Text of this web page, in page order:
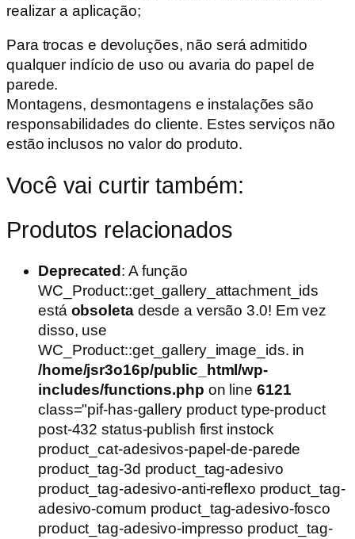
realizar a aplicação;
Para trocas e devoluções, não será admitido
qualquer indício de uso ou avaria do papel de
parede.
Montagens, desmontagens e instalações são
responsabilidades do cliente. Estes serviços não
estão inclusos no valor do produto.
Você vai curtir também:
Produtos relacionados
Deprecated : A função
WC_Product::get_gallery_attachment_ids
está obsoletadesde a versão 3.0! Em vez
disso, use
WC_Product::get_gallery_image_ids. in
/home/jsr3o16p/public_html/wp-
includes/functions.php on line 6121
class="pif-has-gallery product type-product
post-432 status-publish first instock
product_cat-adesivos-papel-de-parede
product_tag-3d product_tag-adesivo
product_tag-adesivo-anti-reflexo product_tag-
adesivo-comum product_tag-adesivo-fosco
product_tag-adesivo-impresso product_tag-